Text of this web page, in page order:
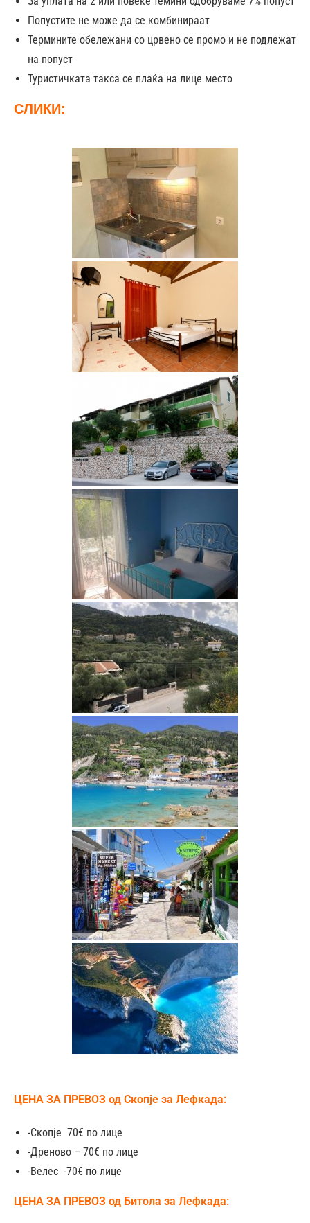
Попустите не може да се комбинираат
Термините обележани со црвено се промо и не подлежат
на попуст
Туристичката такса се плаќа на лице место
СЛИКИ:
ЦЕНА ЗА ПРЕВОЗ од Скопје за Лефкада:
-Скопје 70€ по лице
-Дреново – 70€ по лице
-Велес -70€ по лице
ЦЕНА ЗА ПРЕВОЗ од Битола за Лефкада: